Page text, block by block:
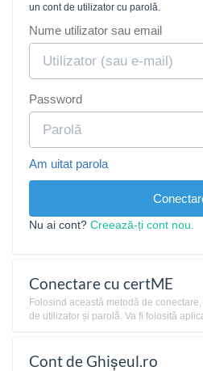
un cont de utilizator cu parolă.
Nume utilizator sau email
Password
Am uitat parola
Nu ai cont? Creează-ți cont nou.
Conectare cu certME
Folosind această metodă de
de utilizator și parolă. Va fi folosită
Cont de Ghișeul.ro